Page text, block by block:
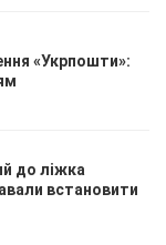
«Укрпошти»:
до ліжка
встановити